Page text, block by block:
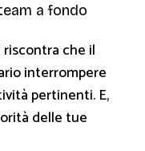
a fondo
che il
interrompere
pertinenti. E,
delle tue